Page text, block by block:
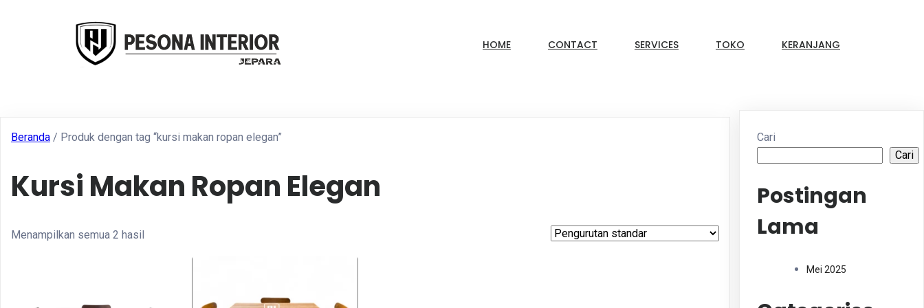
HOME CONTACT SERVICES TOKO KERANJANG
Beranda / Produk dengan tag “kursi makan ropan elegan”
Kursi Makan Ropan Elegan
Menampilkan semua 2 hasil
Cari
Cari
Postingan
Lama
Mei 2025